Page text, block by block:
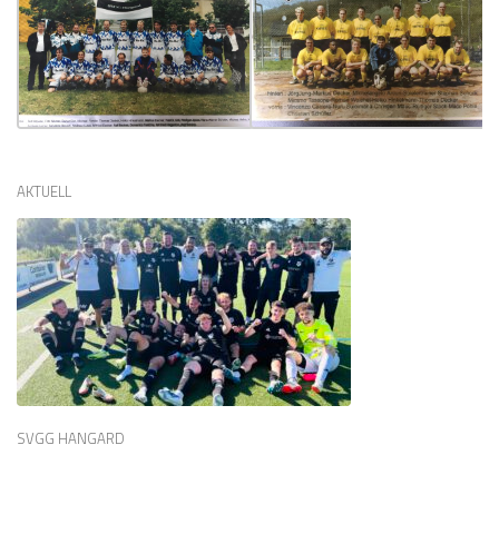
AKTUELL
SVGG HANGARD